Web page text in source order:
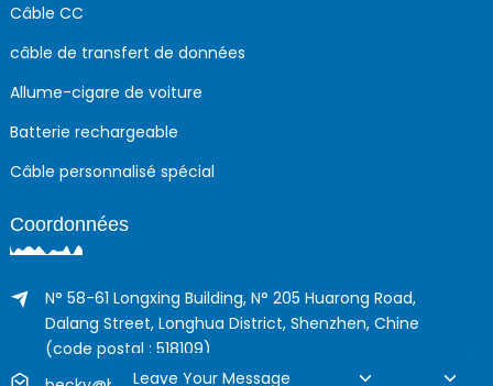
Câble CC
câble de transfert de données
Allume-cigare de voiture
Batterie rechargeable
Câble personnalisé spécial
Coordonnées
N° 58-61 Longxing Building, N° 205 Huarong Road,
Dalang Street, Longhua District, Shenzhen, Chine
(code postal : 518109)
Leave Your Message